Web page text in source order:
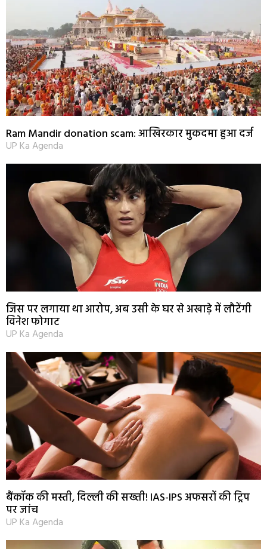
Ram Mandir donation scam: आखिरकार मुकदमा हुआ दर्ज
UP Ka Agenda
जिस पर लगाया था आरोप, अब उसी के घर से अखाड़े में लौटेंगी
विनेश फोगाट
UP Ka Agenda
बैंकॉक की मस्ती, दिल्ली की सख्ती! IAS-IPS अफसरों की ट्रिप
पर जांच
UP Ka Agenda